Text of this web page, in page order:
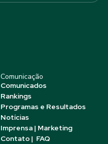
Comunicação
Comunicados
Rankings
Programas e Resultados
Notícias
Imprensa | Marketing
Contato | FAQ